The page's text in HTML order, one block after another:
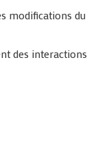
modifications du
des interactions